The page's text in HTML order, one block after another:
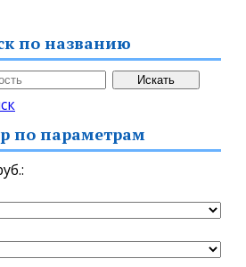
по названию
по параметрам
: